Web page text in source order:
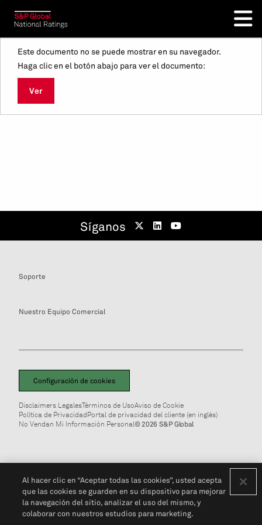
Este documento no se puede mostrar en su navegador.
Haga clic en el botón abajo para ver el documento:
Ver
Síganos
Soporte
Nuestro Equipo Comercial
Configuración de cookies
Disclaimers LegalesTérminos de UsoAviso de Cookie
Política de PrivacidadPortal de privacidad del cliente (en inglés)
No Vendan Mi Información Personal© 2026 S&P Global
Al hacer clic en “Aceptar todas las cookies”, usted acepta
que las cookies se guarden en su dispositivo para mejorar
la navegación del sitio, analizar el uso del mismo, y
colaborar con nuestros estudios para marketing.